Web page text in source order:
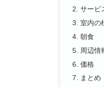
サービ
室内の
朝食
周辺情
価格
まとめ